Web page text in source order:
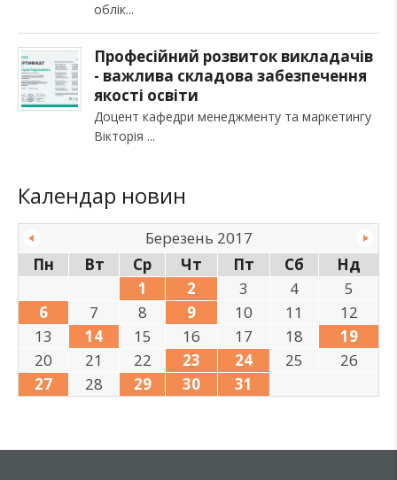
облік
Професійний розвиток викладачів
- важлива складова забезпечення
якості освіти
Доцент кафедри менеджменту та маркетингу
Вікторія
Календар новин
Березень 2017
Пн
Вт Ср Чт Пт Сб
Нд
1
2 3 4
5
6
7 8 9 10 11
12
13
14 15 16 17 18
19
20
21 22 23 24 25
26
27
28 29 30 31